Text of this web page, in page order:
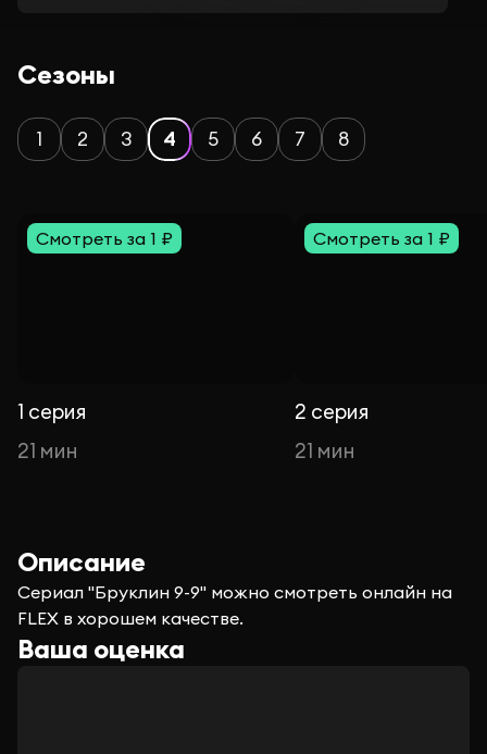
Сезоны
1 2 3 4 5 6 7 8
Смотреть за 1 ₽
1 серия
21 мин
Смотреть за 1 ₽
2 серия
21 мин
Описание
Сериал "Бруклин 9-9" можно смотреть онлайн на
FLEX в хорошем качестве.
Ваша оценка